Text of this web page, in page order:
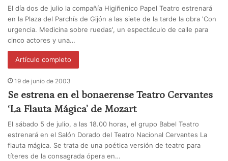
El día dos de julio la compañía Higiñenico Papel Teatro estrenará
en la Plaza del Parchís de Gijón a las siete de la tarde la obra 'Con
urgencia. Medicina sobre ruedas', un espectáculo de calle para
cinco actores y una…
Artículo completo
19 de junio de 2003
Se estrena en el bonaerense Teatro Cervantes
‘La Flauta Mágica’ de Mozart
El sábado 5 de julio, a las 18.00 horas, el grupo Babel Teatro
estrenará en el Salón Dorado del Teatro Nacional Cervantes La
flauta mágica. Se trata de una poética versión de teatro para
títeres de la consagrada ópera en…